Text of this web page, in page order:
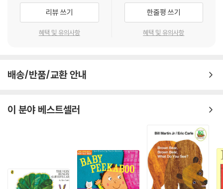
리뷰 쓰기
혜택 및 유의사항
한줄평 쓰기
혜택 및 유의사항
배송/반품/교환 안내
이 분야 베스트셀러